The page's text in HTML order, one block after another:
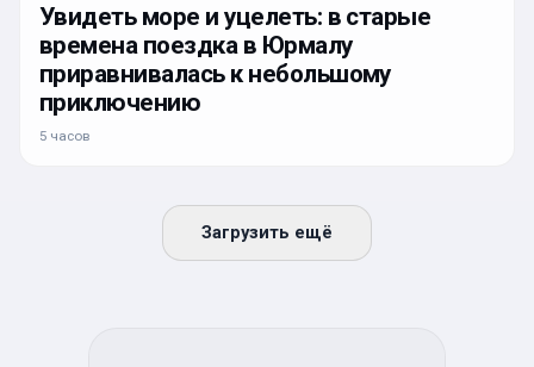
Увидеть море и уцелеть: в старые
времена поездка в Юрмалу
приравнивалась к небольшому
приключению
5 часов
Загрузить ещё